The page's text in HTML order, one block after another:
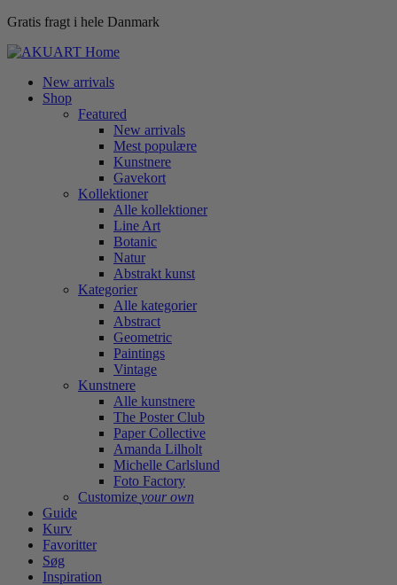
Gratis fragt i hele Danmark
New arrivals
Shop
Featured
New arrivals
Mest populære
Kunstnere
Gavekort
Kollektioner
Alle kollektioner
Line Art
Botanic
Natur
Abstrakt kunst
Kategorier
Alle kategorier
Abstract
Geometric
Paintings
Vintage
Kunstnere
Alle kunstnere
The Poster Club
Paper Collective
Amanda Lilholt
Michelle Carlslund
Foto Factory
Customize your own
Guide
Kurv
Favoritter
Søg
Inspiration